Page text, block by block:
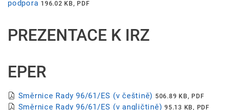
podpora 196.02 KB, PDF
PREZENTACE K IRZ
EPER
Směrnice Rady 96/61/ES (v češtině) 506.89 KB, PDF
Směrnice Rady 96/61/ES (v angličtině) 95.13 KB, PDF